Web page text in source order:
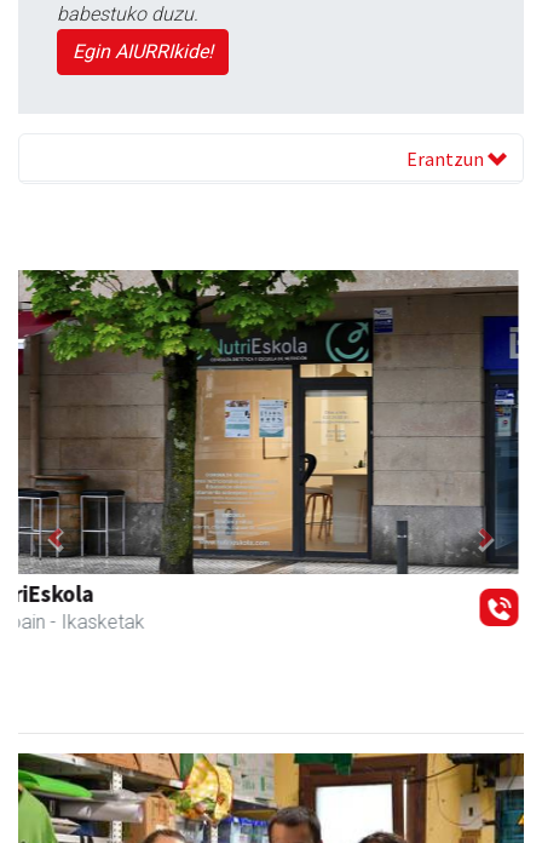
babestuko duzu.
Egin AIURRIkide!
Erantzun
Amasa-Villabonako Udala
Amasa-Villabona
Previous Next